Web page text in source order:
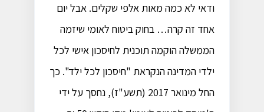
ודאי לא כמה מאות אלפי שקלים. אבל יום
אחד זה קרה… בחוק ביטוח לאומי שיזמה
הממשלה הוקמה תוכנית לחיסכון אישי לכל
ילדי המדינה הנקראת "חיסכון לכל ילד". כך
החל מינואר 2017 (תשע"ז), נחסך על ידי